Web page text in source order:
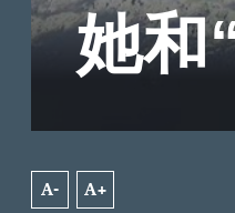
她和
A- A+